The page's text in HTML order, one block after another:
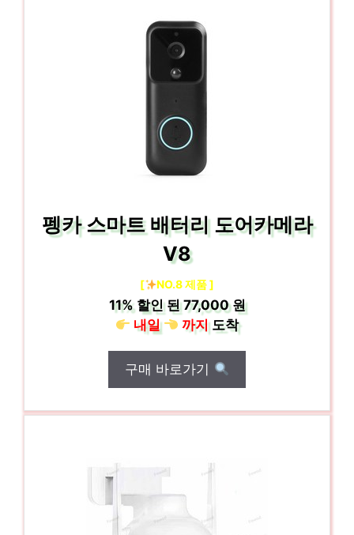
펭카 스마트 배터리 도어카메라
V8
[ NO.8 제품 ]
11%할인 된77,000 원
내일
까지도착
구매 바로가기